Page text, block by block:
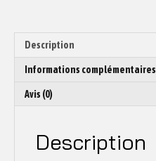
Description
Informations complémentaires
Avis (0)
Description